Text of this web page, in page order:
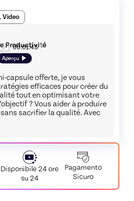
Video
Productivité
00:01:45
Aperçu
capsule offerte, je vous
efficaces pour créer du
tout en optimisant votre
? Vous aider à produire
sacrifier la qualité. Avec
Disponibile 24 ore
su 24
Pagamento
Sicuro